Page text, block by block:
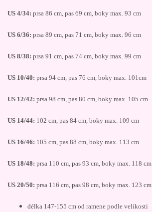
US 4/34: prsa 86 cm, pas 69 cm, boky max. 93 cm
US 6/36: prsa 89 cm, pas 71 cm, boky max. 96 cm
US 8/38: prsa 91 cm, pas 74 cm, boky max. 99 cm
US 10/40: prsa 94 cm, pas 76 cm, boky max. 101cm
US 12/42: prsa 98 cm, pas 80 cm, boky max. 105 cm
US 14/44: 102 cm, pas 84 cm, boky max. 109 cm
US 16/46: 105 cm, pas 88 cm, boky max. 113 cm
US 18/48: prsa 110 cm, pas 93 cm, boky max. 118 cm
US 20/50: prsa 116 cm, pas 98 cm, boky max. 123 cm
délka 147-155 cm od ramene podle velikosti